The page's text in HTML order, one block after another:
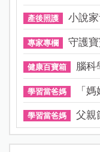
產後照護 小說
專家專欄 守護
健康百寶箱 腦科
學習當爸媽 「
學習當爸媽 父親